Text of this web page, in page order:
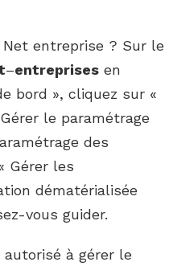
entreprise ? Sur le
–entreprises en
bord », cliquez sur «
le paramétrage
des
Gérer les
dématérialisée
vous guider.
à gérer le